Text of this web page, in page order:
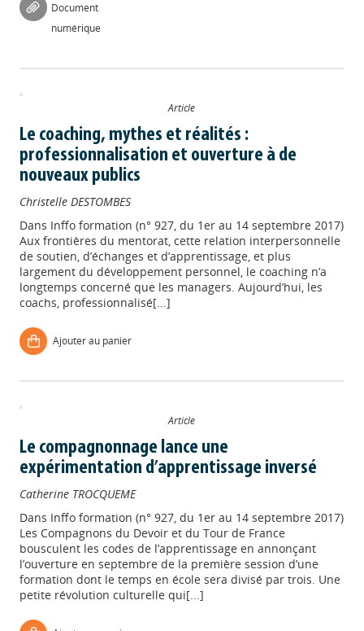
Document
numérique
Article
Le coaching, mythes et réalités :
professionnalisation et ouverture à de
nouveaux publics
Christelle DESTOMBES
Dans Inffo formation (n° 927, du 1er au 14 septembre 2017)
Aux frontières du mentorat, cette relation interpersonnelle
de soutien, d’échanges et d’apprentissage, et plus
largement du développement personnel, le coaching n’a
longtemps concerné que les managers. Aujourd’hui, les
coachs, professionnalisé[...]
Ajouter au panier
Article
Le compagnonnage lance une
expérimentation d’apprentissage inversé
Catherine TROCQUEME
Dans Inffo formation (n° 927, du 1er au 14 septembre 2017)
Les Compagnons du Devoir et du Tour de France
bousculent les codes de l’apprentissage en annonçant
l’ouverture en septembre de la première session d’une
formation dont le temps en école sera divisé par trois. Une
petite révolution culturelle qui[...]